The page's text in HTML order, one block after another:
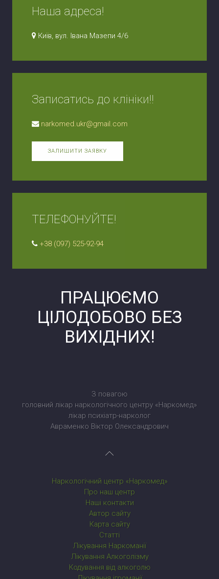
Наша адреса!
Київ, вул. Івана Мазепи 4/6
Записатись до клініки!!
narkomed.ukr@gmail.com
ЗАЛИШИТИ ЗАЯВКУ
ТЕЛЕФОНУЙТЕ!
+38 (097) 525-92-94
ПРАЦЮЄМО
ЦІЛОДОБОВО БЕЗ
ВИХІДНИХ!
З повагою
головний лікар наркологічного центру «Наркомед»
лікар психіатр-нарколог
Авраменко Віктор Олександрович
Наркологічний центр «Наркомед»
Про наш центр
Наші контакти
Автор сайту
Карта сайту
Статті
Лікування Наркоманії
Лікування Алкоголізму
Кодування від алкоголю